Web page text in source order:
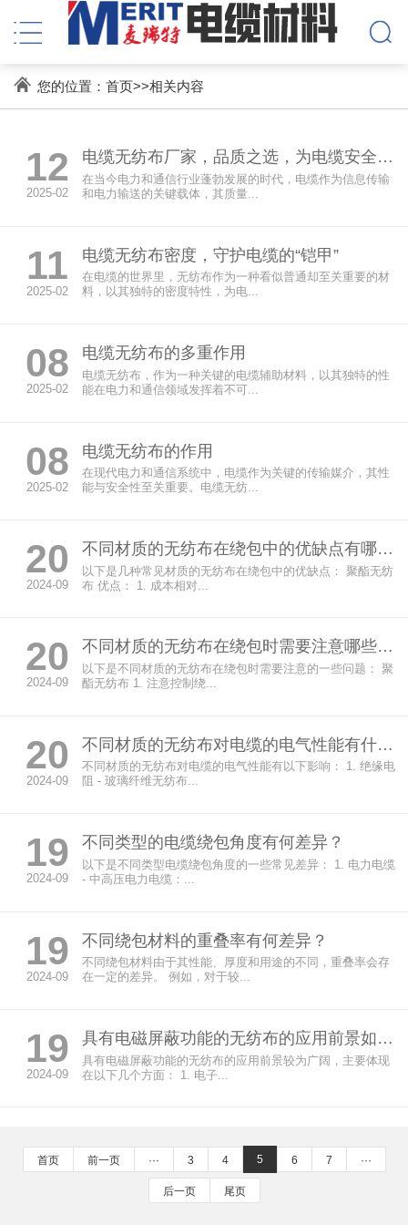
您的位置： 首页>>相关内容
12
2025-02
电缆无纺布厂家，品质之选，为电缆安全保驾护航
在当今电力和通信行业蓬勃发展的时代，电缆作为信息传输
和电力输送的关键载体，其质量...
11
2025-02
电缆无纺布密度，守护电缆的“铠甲”
在电缆的世界里，无纺布作为一种看似普通却至关重要的材
料，以其独特的密度特性，为电...
08
2025-02
电缆无纺布的多重作用
电缆无纺布，作为一种关键的电缆辅助材料，以其独特的性
能在电力和通信领域发挥着不可...
08
2025-02
电缆无纺布的作用
在现代电力和通信系统中，电缆作为关键的传输媒介，其性
能与安全性至关重要。电缆无纺...
20
2024-09
不同材质的无纺布在绕包中的优缺点有哪些？
以下是几种常见材质的无纺布在绕包中的优缺点： 聚酯无纺
布 优点： 1. 成本相对...
20
2024-09
不同材质的无纺布在绕包时需要注意哪些问题？
以下是不同材质的无纺布在绕包时需要注意的一些问题： 聚
酯无纺布 1. 注意控制绕...
20
2024-09
不同材质的无纺布对电缆的电气性能有什么影响？
不同材质的无纺布对电缆的电气性能有以下影响： 1. 绝缘电
阻 - 玻璃纤维无纺布...
19
2024-09
不同类型的电缆绕包角度有何差异？
以下是不同类型电缆绕包角度的一些常见差异： 1. 电力电缆
- 中高压电力电缆：...
19
2024-09
不同绕包材料的重叠率有何差异？
不同绕包材料由于其性能、厚度和用途的不同，重叠率会存
在一定的差异。 例如，对于较...
19
2024-09
具有电磁屏蔽功能的无纺布的应用前景如何？
具有电磁屏蔽功能的无纺布的应用前景较为广阔，主要体现
在以下几个方面： 1. 电子...
首页 前一页 ··· 3 4 5 6 7 ···
后一页 尾页